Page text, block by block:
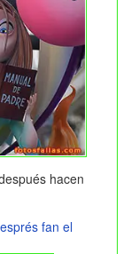
hacen
fan el